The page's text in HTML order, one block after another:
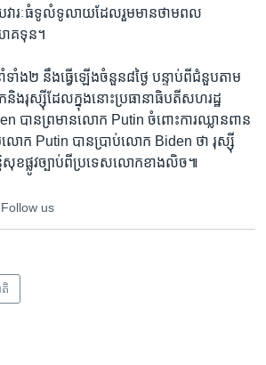
ារៈ​ធំ​ទូលំទូលាយ​ដែល​រួម​មាន​ថាមពល
ោគទុន។
ទាំង២ នឹង​ធ្វើឡើង​ចំនួន៨ថ្ងៃ​ បន្ទាប់ពី​ជំនួប​តាម​
ក​និង​រុស្ស៊ី​ដែល​ក្នុង​នោះ​ប្រធានាធិបតី​សហរដ្ឋ​
បាន​ព្រមាន​លោក Putin ចំពោះ​ការឈ្លានពាន​
ក Putin បាន​ប្រាប់​លោក Biden ថា រុស្ស៊ី​
តិសុខ​ផ្លូវ​ច្បាប់​ពី​ប្រទេស​លោក​ខាង​លិច៕
Follow us
តិ